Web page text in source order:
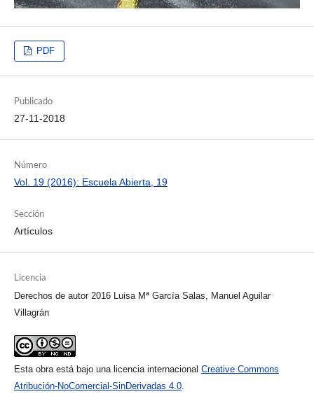
PDF
Publicado
27-11-2018
Número
Vol. 19 (2016): Escuela Abierta, 19
Sección
Artículos
Licencia
Derechos de autor 2016 Luisa Mª García Salas, Manuel Aguilar
Villagrán
Esta obra está bajo una licencia internacional Creative Commons
Atribución-NoComercial-SinDerivadas 4.0.